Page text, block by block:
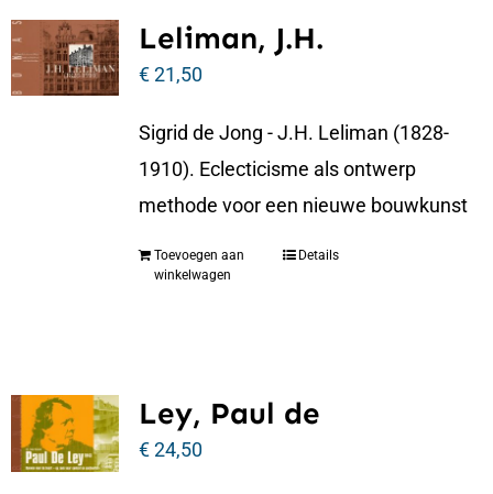
Leliman, J.H.
€21,50
Sigrid de Jong - J.H. Leliman (1828-
1910). Eclecticisme als ontwerp
methode voor een nieuwe bouwkunst
Toevoegen aan
winkelwagen
Details
Ley, Paul de
€24,50